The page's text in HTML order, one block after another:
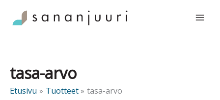
sisältöön
tasa-arvo
Etusivu Tuotteet tasa-arvo